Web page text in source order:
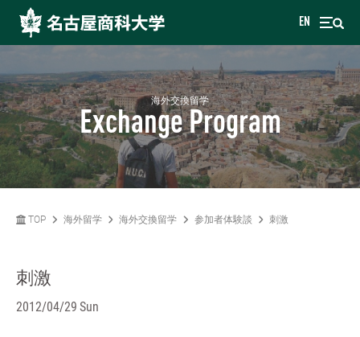
EN
海外交換留学
Exchange Program
TOP 海外留学 海外交換留学 参加者体験談 刺激
刺激
2012/04/29 Sun